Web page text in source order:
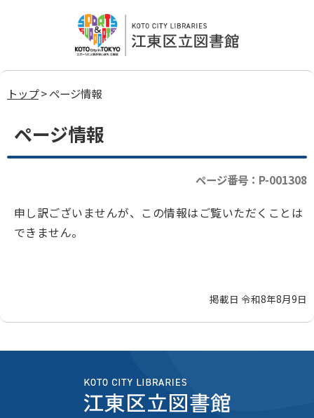
トップ> ページ情報
ページ情報
ページ番号：P-001308
申し訳ございませんが、この情報はご覧いただくことは
できません。
掲載日 令和8年8月9日